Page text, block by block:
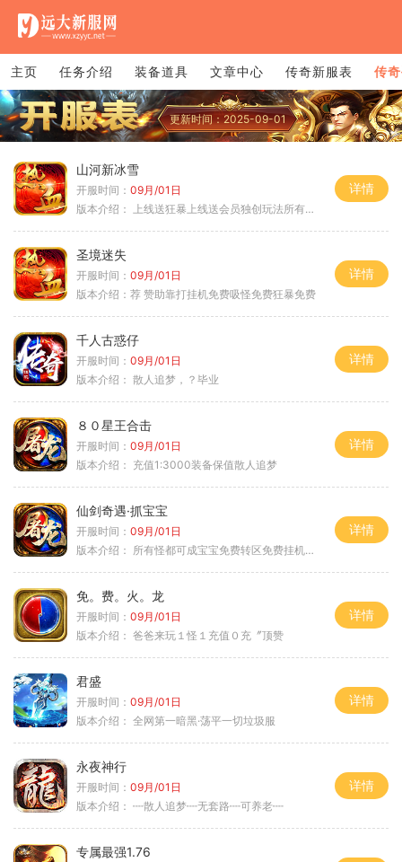
主页 任务介绍 装备道具 文章中心 传奇新服表 传
更新时间：2025-09-01
山河新冰雪
开服时间： 09月/01日
版本介绍：
上线送狂暴上线送会员独创玩法所有装备靠
详情
圣境迷失
开服时间： 09月/01日
版本介绍： 荐 赞助靠打挂机免费吸怪免费狂暴免费
详情
千人古惑仔
开服时间： 09月/01日
版本介绍： 散人追梦，？毕业
详情
８０星王合击
开服时间： 09月/01日
版本介绍： 充值1:3000装备保值散人追梦
详情
仙剑奇遇·抓宝宝
开服时间： 09月/01日
版本介绍： 所有怪都可成宝宝免费转区免费挂机活动
详情
免。费。火。龙
开服时间： 09月/01日
版本介绍： 爸爸来玩１怪１充值０充〞顶赞
详情
君盛
开服时间： 09月/01日
版本介绍： 全网第一暗黑·荡平一切垃圾服
详情
永夜神行
开服时间： 09月/01日
版本介绍： ┉散人追梦┉无套路┉可养老┉
详情
专属最强1.76